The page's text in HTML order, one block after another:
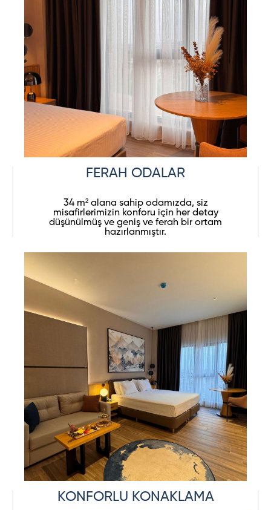
FERAH ODALAR
34 m² alana sahip odamızda, siz
misafirlerimizin konforu için her detay
düşünülmüş ve geniş ve ferah bir ortam
hazırlanmıştır.
KONFORLU KONAKLAMA